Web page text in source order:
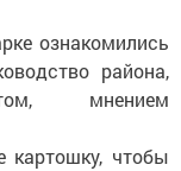
ознакомились
района,
мнением
картошку, чтобы